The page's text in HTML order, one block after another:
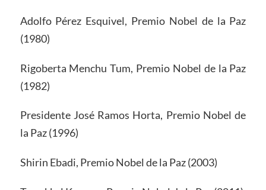
Adolfo Pérez Esquivel, Premio Nobel de la Paz
(1980)
Rigoberta Menchu ​​Tum, Premio Nobel de la Paz
(1982)
Presidente José Ramos Horta, Premio Nobel de
la Paz (1996)
Shirin Ebadi, Premio Nobel de la Paz (2003)